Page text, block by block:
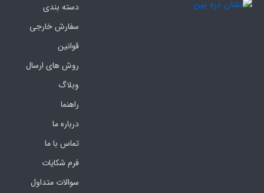
دسته بندی
سفارش خارجی
قوانین
روش های ارسال
وبلاگ
راهنما
درباره ما
تماس با ما
فرم‌ شکایات
سوالات متداول